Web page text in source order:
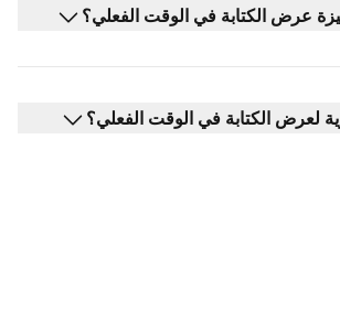
عرض الكتابة في الوقت الفعلي؟
لعرض الكتابة في الوقت الفعلي؟